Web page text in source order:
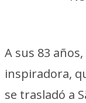
A sus 83
inspiradora,
se trasladó a